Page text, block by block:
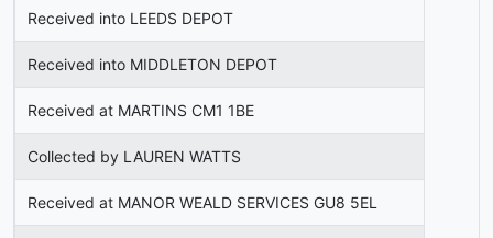
Received into LEEDS DEPOT
Received into MIDDLETON DEPOT
Received at MARTINS CM1 1BE
Collected by LAUREN WATTS
Received at MANOR WEALD SERVICES GU8 5EL